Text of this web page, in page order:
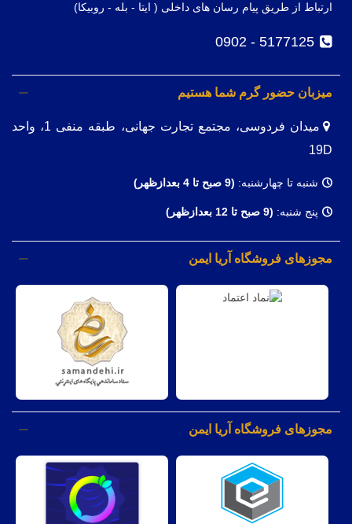
ارتباط از طریق پیام رسان های داخلی ( ایتا - بله - روبیکا)
5177125 - 0902
میزبان حضور گرم شما هستیم
میدان فردوسی، مجتمع تجارت جهانی، طبقه منفی 1، واحد
19D
شنبه تا چهارشنبه: (9 صبح تا 4 بعدازظهر)
پنج شنبه: (9 صبح تا 12 بعدازظهر)
مجوزهای فروشگاه آریا ایمن
مجوزهای فروشگاه آریا ایمن